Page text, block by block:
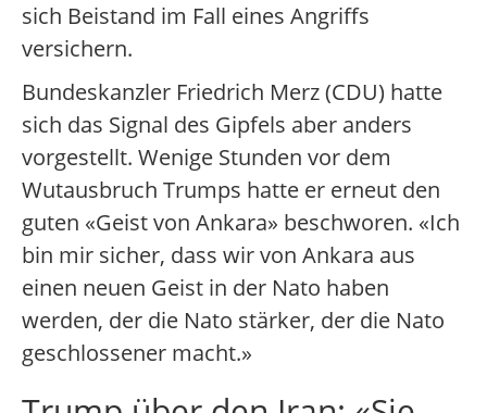
sich Beistand im Fall eines Angriffs
versichern.
Bundeskanzler Friedrich Merz (CDU) hatte
sich das Signal des Gipfels aber anders
vorgestellt. Wenige Stunden vor dem
Wutausbruch Trumps hatte er erneut den
guten «Geist von Ankara» beschworen. «Ich
bin mir sicher, dass wir von Ankara aus
einen neuen Geist in der Nato haben
werden, der die Nato stärker, der die Nato
geschlossener macht.»